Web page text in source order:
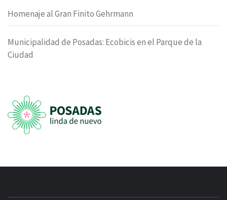
Homenaje al Gran Finito Gehrmann
Municipalidad de Posadas: Ecobicis en el Parque de la
Ciudad